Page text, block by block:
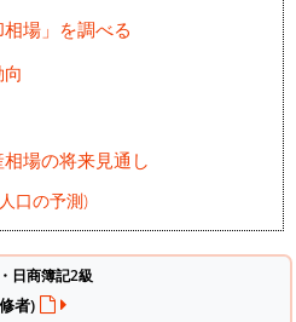
場」を調べる
場の将来見通し
口の予測)
日商簿記2級
者)